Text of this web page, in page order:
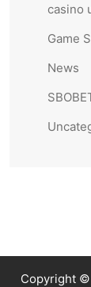
casino
Game
News
Copyright ©